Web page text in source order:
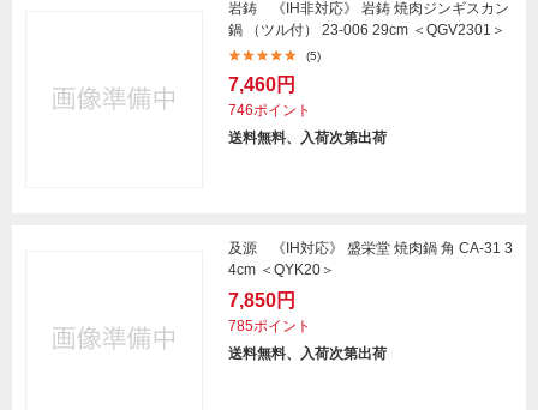
岩鋳 《IH非対応》 岩鋳 焼肉ジンギスカン
鍋 （ツル付） 23-006 29cm ＜QGV2301＞
(5)
7,460円
746ポイント
送料無料、入荷次第出荷
及源 《IH対応》 盛栄堂 焼肉鍋 角 CA-31 3
4cm ＜QYK20＞
7,850円
785ポイント
送料無料、入荷次第出荷